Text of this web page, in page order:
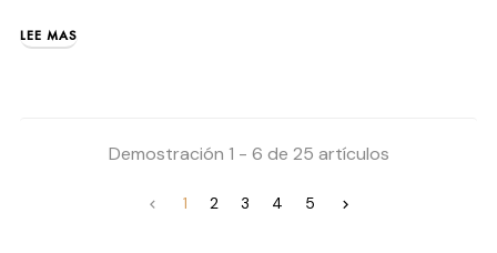
LEE MAS
Demostración 1 - 6 de 25 artículos
 1 2 3 4 5 